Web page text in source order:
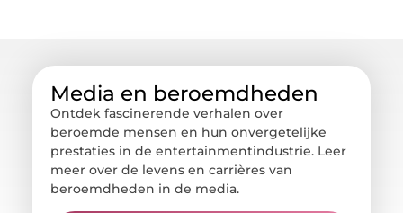
Media en beroemdheden
Ontdek fascinerende verhalen over
beroemde mensen en hun onvergetelijke
prestaties in de entertainmentindustrie. Leer
meer over de levens en carrières van
beroemdheden in de media.